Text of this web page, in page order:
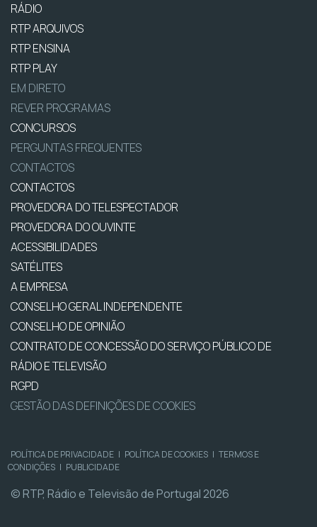
RÁDIO
RTP ARQUIVOS
RTP ENSINA
RTP PLAY
EM DIRETO
REVER PROGRAMAS
CONCURSOS
PERGUNTAS FREQUENTES
CONTACTOS
CONTACTOS
PROVEDORA DO TELESPECTADOR
PROVEDORA DO OUVINTE
ACESSIBILIDADES
SATÉLITES
A EMPRESA
CONSELHO GERAL INDEPENDENTE
CONSELHO DE OPINIÃO
CONTRATO DE CONCESSÃO DO SERVIÇO PÚBLICO DE
RÁDIO E TELEVISÃO
RGPD
GESTÃO DAS DEFINIÇÕES DE COOKIES
POLÍTICA DE PRIVACIDADE | POLÍTICA DE COOKIES | TERMOS E
CONDIÇÕES | PUBLICIDADE
© RTP, Rádio e Televisão de Portugal 2026